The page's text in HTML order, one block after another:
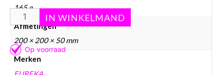
165 g
Afmetingen
200 × 200 × 50 mm
Merken